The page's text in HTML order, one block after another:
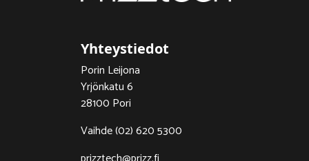
Yhteystiedot
Porin Leijona
Yrjönkatu 6
28100 Pori
Vaihde (02) 620 5300